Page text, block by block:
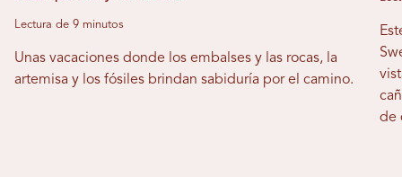
Lectura de 9 minutos
Unas vacaciones donde los embalses y las rocas, la
artemisa y los fósiles brindan sabiduría por el camino.
de